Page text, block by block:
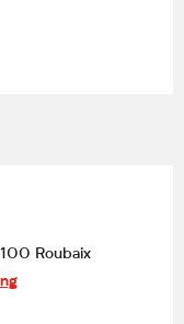
Roubaix